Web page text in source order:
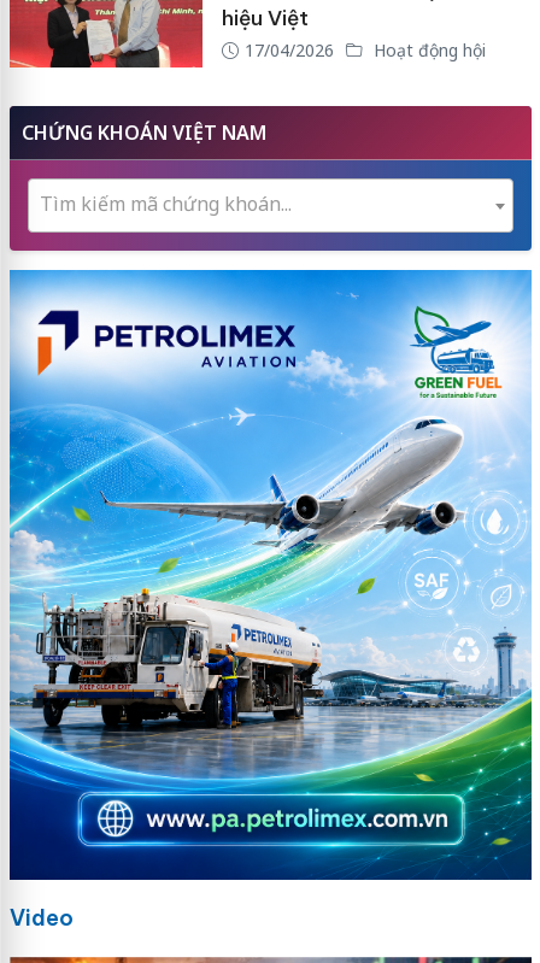
hiệu Việt
17/04/2026 Hoạt động hội
CHỨNG KHOÁN VIỆT NAM
Tìm kiếm mã chứng khoán...
Video